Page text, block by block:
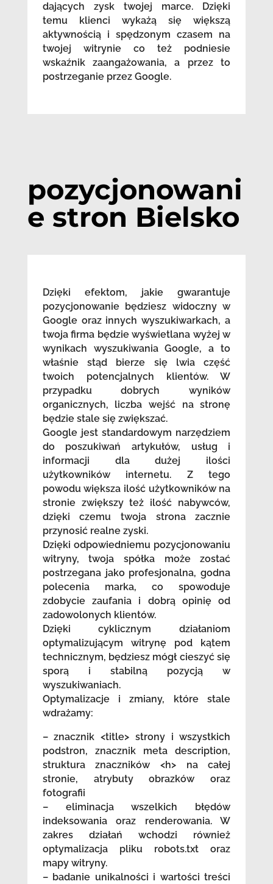
dających zysk twojej marce. Dzięki
temu klienci wykażą się większą
aktywnością i spędzonym czasem na
twojej witrynie co też podniesie
wskaźnik zaangażowania, a przez to
postrzeganie przez Google.
pozycjonowani
e stron Bielsko
Dzięki efektom, jakie gwarantuje
pozycjonowanie będziesz widoczny w
Google oraz innych wyszukiwarkach, a
twoja firma będzie wyświetlana wyżej w
wynikach wyszukiwania Google, a to
właśnie stąd bierze się lwia część
twoich potencjalnych klientów. W
przypadku dobrych wyników
organicznych, liczba wejść na stronę
będzie stale się zwiększać.
Google jest standardowym narzędziem
do poszukiwań artykułów, usług i
informacji dla dużej ilości
użytkowników internetu. Z tego
powodu większa ilość użytkowników na
stronie zwiększy też ilość nabywców,
dzięki czemu twoja strona zacznie
przynosić realne zyski.
Dzięki odpowiedniemu pozycjonowaniu
witryny, twoja spółka może zostać
postrzegana jako profesjonalna, godna
polecenia marka, co spowoduje
zdobycie zaufania i dobrą opinię od
zadowolonych klientów.
Dzięki cyklicznym działaniom
optymalizującym witrynę pod kątem
technicznym, będziesz mógł cieszyć się
sporą i stabilną pozycją w
wyszukiwaniach.
Optymalizacje i zmiany, które stale
wdrażamy:
– znacznik <title> strony i wszystkich
podstron, znacznik meta description,
struktura znaczników <h> na całej
stronie, atrybuty obrazków oraz
fotografii
– eliminacja wszelkich błędów
indeksowania oraz renderowania. W
zakres działań wchodzi również
optymalizacja pliku robots.txt oraz
mapy witryny.
– badanie unikalności i wartości treści